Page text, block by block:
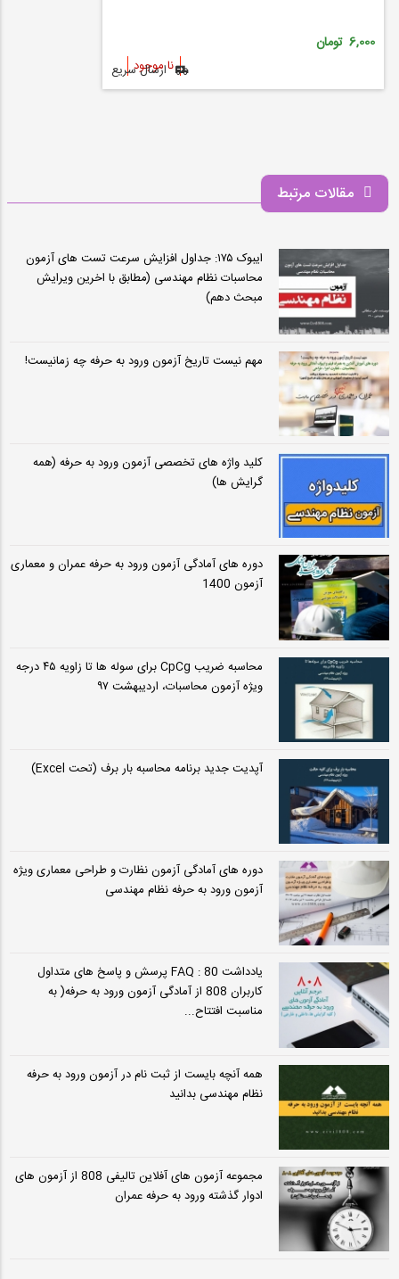
6,000 تومان
نا موجود
ارسال سریع
مقالات مرتبط
ایبوک ۱۷۵: جداول افزایش سرعت تست های آزمون
محاسبات نظام مهندسی (مطابق با اخرین ویرایش
مبحث دهم)
مهم نیست تاریخ آزمون ورود به حرفه چه زمانیست!
کلید واژه های تخصصی آزمون ورود به حرفه (همه
گرایش ها)
دوره های آمادگی آزمون ورود به حرفه عمران و معماری
آزمون 1400
محاسبه ضریب CpCg برای سوله ها تا زاویه ۴۵ درجه
ویژه آزمون محاسبات، اردیبهشت ۹۷
آپدیت جدید برنامه محاسبه بار برف (تحت Excel)
دوره های آمادگی آزمون نظارت و طراحی معماری ویژه
آزمون ورود به حرفه نظام مهندسی
یادداشت 80 : FAQ پرسش و پاسخ های متداول
کاربران 808 از آمادگی آزمون ورود به حرفه( به
مناسبت افتتاح...
همه آنچه بایست از ثبت نام در آزمون ورود به حرفه
نظام مهندسی بدانید
مجموعه آزمون های آفلاین تالیفی 808 از آزمون های
ادوار گذشته ورود به حرفه عمران